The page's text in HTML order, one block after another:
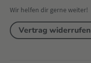
Wir helfen dir gerne weiter!
Vertrag widerrufen